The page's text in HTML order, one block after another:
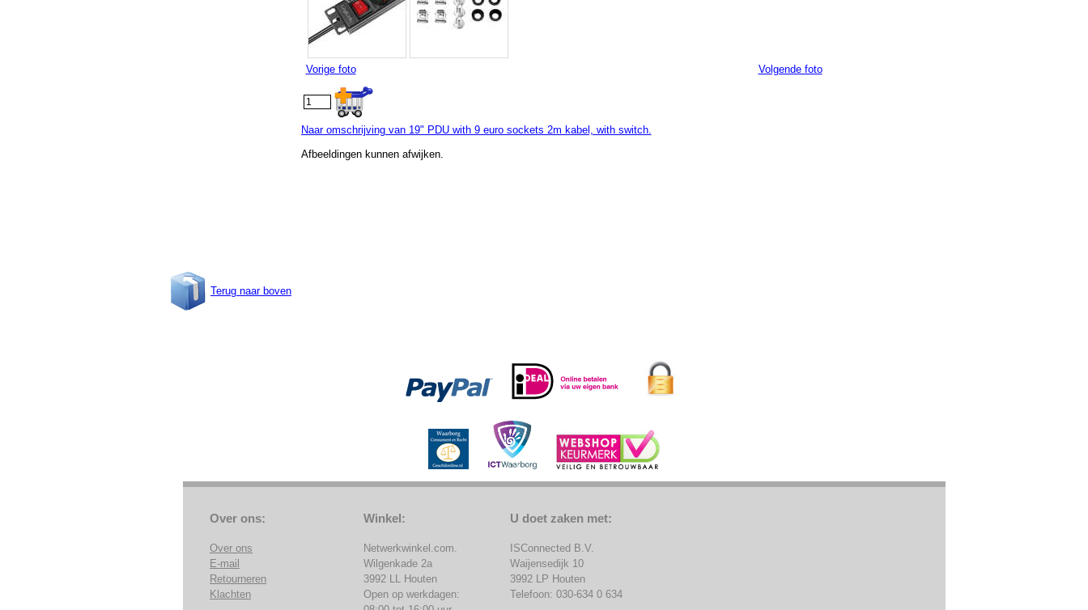
Vorige foto Volgende foto
Naar omschrijving van 19" PDU with 9 euro sockets 2m kabel, with switch.
Afbeeldingen kunnen afwijken.
Terug naar boven
Over ons:
Over ons
E-mail
Retourneren
Klachten
Winkel:
Netwerkwinkel.com.
Wilgenkade 2a
3992 LL Houten
Open op werkdagen:
U doet zaken met:
ISConnected B.V.
Waijensedijk 10
3992 LP Houten
Telefoon: 030-634 0 634